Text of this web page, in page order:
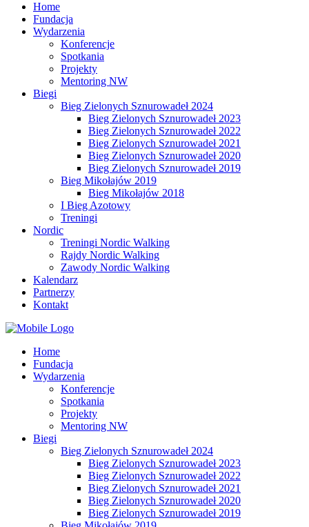
Home
Fundacja
Wydarzenia
Konferencje
Spotkania
Projekty
Mentoring NW
Biegi
Bieg Zielonych Sznurowadeł 2024
Bieg Zielonych Sznurowadeł 2023
Bieg Zielonych Sznurowadeł 2022
Bieg Zielonych Sznurowadeł 2021
Bieg Zielonych Sznurowadeł 2020
Bieg Zielonych Sznurowadeł 2019
Bieg Mikołajów 2019
Bieg Mikołajów 2018
I Bieg Azotowy
Treningi
Nordic
Treningi Nordic Walking
Rajdy Nordic Walking
Zawody Nordic Walking
Kalendarz
Partnerzy
Kontakt
Home
Fundacja
Wydarzenia
Konferencje
Spotkania
Projekty
Mentoring NW
Biegi
Bieg Zielonych Sznurowadeł 2024
Bieg Zielonych Sznurowadeł 2023
Bieg Zielonych Sznurowadeł 2022
Bieg Zielonych Sznurowadeł 2021
Bieg Zielonych Sznurowadeł 2020
Bieg Zielonych Sznurowadeł 2019